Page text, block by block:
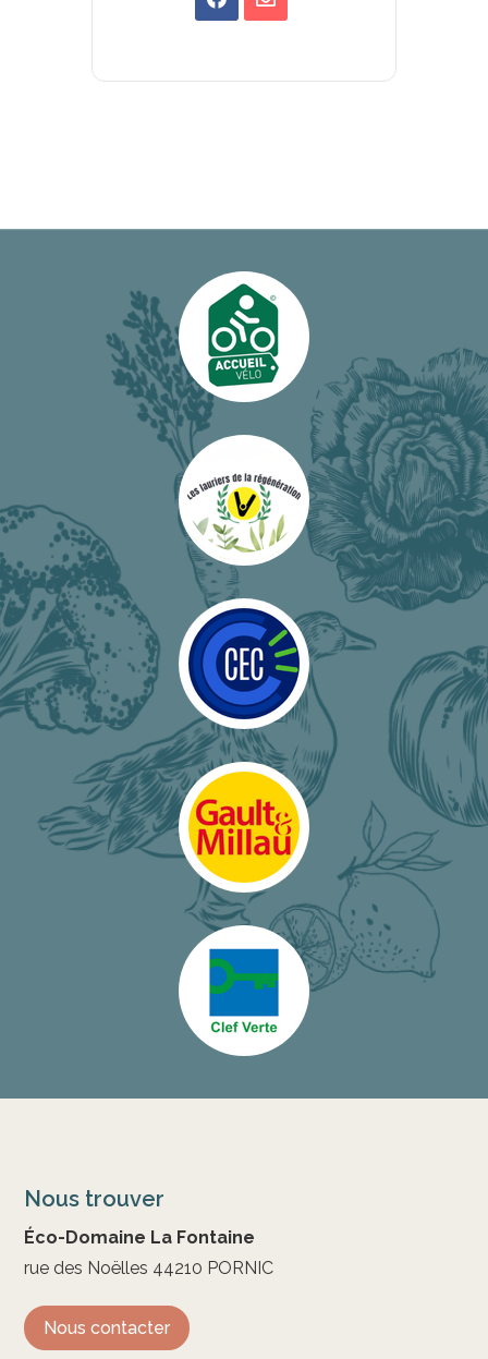
Nous trouver
Éco-Domaine La Fontaine
rue des Noëlles 44210 PORNIC
Nous contacter